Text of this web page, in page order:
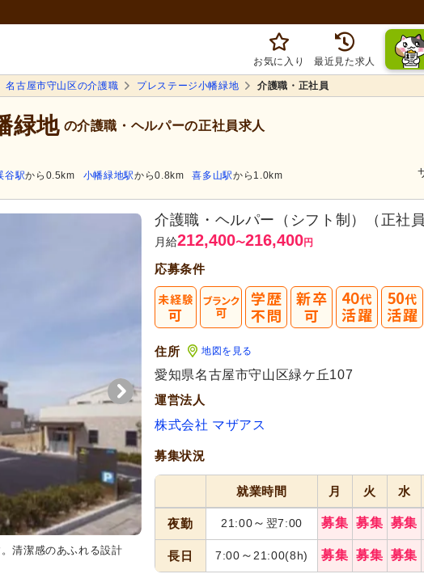
お気に入り 最近見た求人
名古屋市守山区の介護職 プレステージ小幡緑地 介護職・正社員
緑地 の介護職・ヘルパーの正社員求人
谷駅から0.5km 小幡緑地駅から0.8km 喜多山駅から1.0km
清潔感のあふれる設計
エントランスホール
お出迎えするエントランスは高級
す。清潔感のあふれる広々とした空間で、訪れる方々を
介護職・ヘルパー（シフト制）（正社員
月給212,400〜216,400円
応募条件
住所 地図を見る
愛知県名古屋市守山区緑ケ丘107
運営法人
株式会社 マザアス
募集状況
就業時間 月 火 水
夜勤 21:00～ 翌7:00 募集 募集 募集
長日 7:00 ～ 21:00(8h) 募集 募集 募集